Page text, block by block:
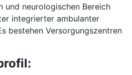
und neurologischen Bereich
integrierter ambulanter
bestehen Versorgungszentren